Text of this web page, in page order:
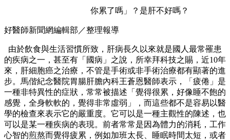
你累了嗎」？是肝不好嗎？
好醫師新聞網編輯部／整理報導
由於飲食與生活習慣所致，肝病長久以來就是國人最常罹患
的疾病之一，甚至有「國病」之說，所幸拜科技之賜，近10年
來，肝細胞癌之治療，不管是手術或非手術治療都有顯著的進
步。馬偕紀念醫院胃腸肝膽內科王蒼恩醫師表示，
「疲倦」是
一種非特異性的症狀，常常被描述「覺得很累，好像睡不飽的
感覺，全身軟軟的，覺得非常虛弱」，而這些都不是容易以醫
學的檢查來表示它的嚴重度。它可以是一種主觀性的陳述，也
可以是某一種疾病的表現。前者常常是因為體力的消耗，工作
心智的煎熬而覺得疲累，例如加班太長、睡眠時間太短，或者